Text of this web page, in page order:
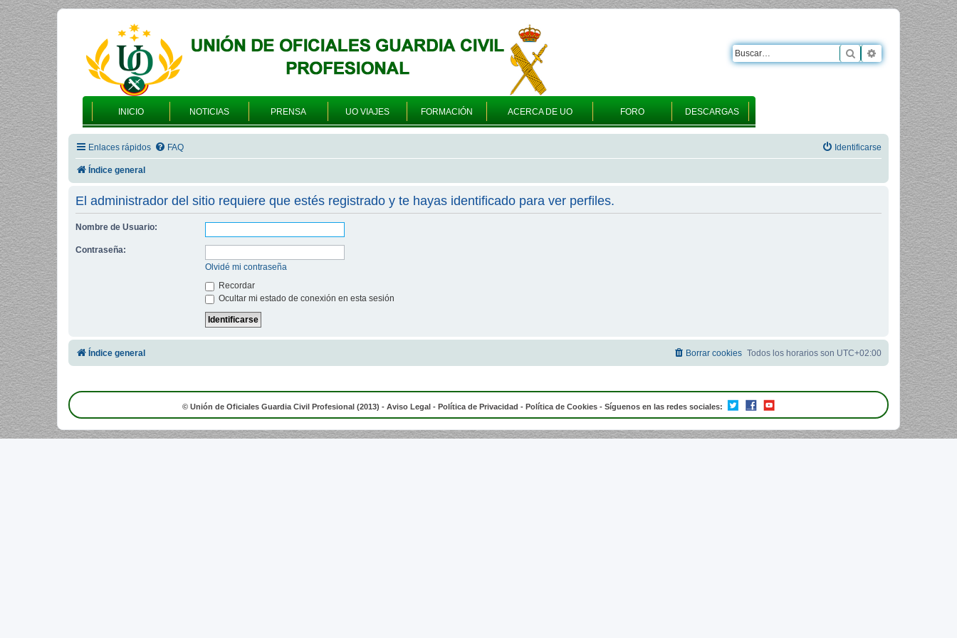
INICIO NOTICIAS PRENSA UO VIAJES FORMACIÓN ACERCA DE UO FORO DESCARGAS
Buscar Búsqueda
Enlaces rápidos FAQ Identificarse
Índice general
El administrador del sitio requiere que estés registrado y te hayas identificado para ver perfiles.
Nombre de Usuario:
Contraseña:
Olvidé mi contraseña
Recordar
Ocultar mi estado de conexión en esta sesión
Índice general Todos los horarios son UTC+02:00
Borrar cookies
© Unión de Oficiales Guardia Civil Profesional (2013) - Aviso Legal - Política de Privacidad - Política de Cookies - Síguenos en las redes sociales: